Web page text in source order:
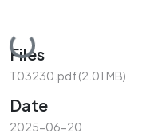
Loading...
Files
T03230.pdf(2.01 MB)
Date
2025-06-20